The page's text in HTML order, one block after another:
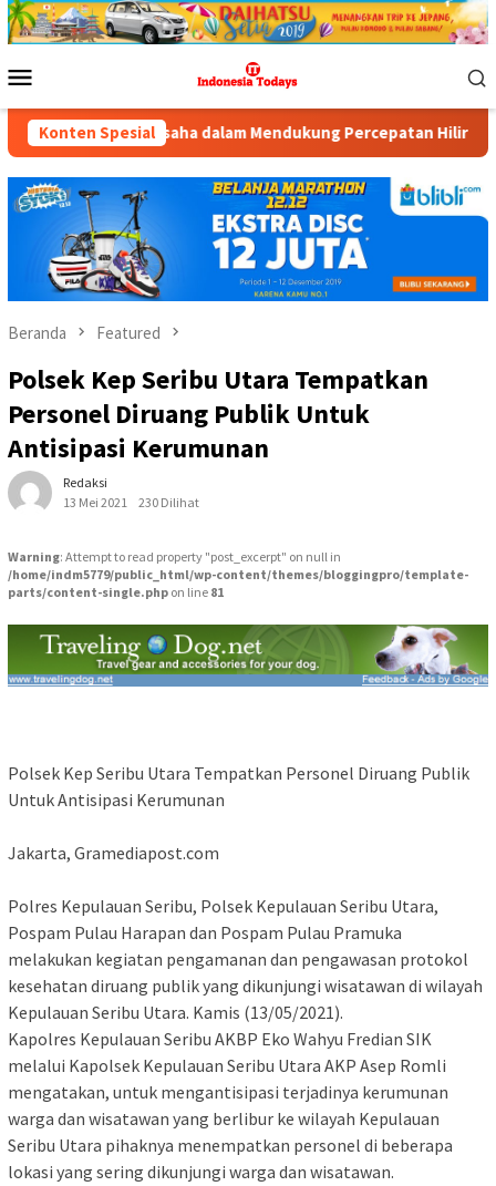
Loncat
ke
Mobile
Konten Spesialdalam Mendukung Percepatan Hilirisasi Nasional.
Beranda Featured
Polsek Kep Seribu Utara Tempatkan
Personel Diruang Publik Untuk
Antisipasi Kerumunan
Redaksi
13 Mei 2021
230 Dilihat
Warning: Attempt to read property "post_excerpt" on null in
/home/indm5779/public_html/wp-content/themes/bloggingpro/template-
parts/content-single.php on line 81
Polsek Kep Seribu Utara Tempatkan Personel Diruang Publik
Untuk Antisipasi Kerumunan
Jakarta, Gramediapost.com
Polres Kepulauan Seribu, Polsek Kepulauan Seribu Utara,
Pospam Pulau Harapan dan Pospam Pulau Pramuka
melakukan kegiatan pengamanan dan pengawasan protokol
kesehatan diruang publik yang dikunjungi wisatawan di wilayah
Kepulauan Seribu Utara. Kamis (13/05/2021).
Kapolres Kepulauan Seribu AKBP Eko Wahyu Fredian SIK
melalui Kapolsek Kepulauan Seribu Utara AKP Asep Romli
mengatakan, untuk mengantisipasi terjadinya kerumunan
warga dan wisatawan yang berlibur ke wilayah Kepulauan
Seribu Utara pihaknya menempatkan personel di beberapa
lokasi yang sering dikunjungi warga dan wisatawan.